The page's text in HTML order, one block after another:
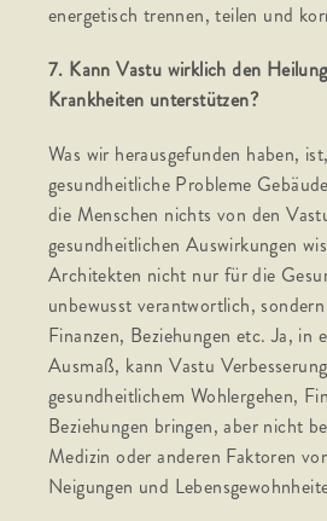
energetisch trennen, teilen und
7. Kann Vastu wirklich den
Krankheiten unterstützen?
Was wir herausgefunden haben,
gesundheitliche Probleme
die Menschen nichts von den
gesundheitlichen Auswirkungen
Architekten nicht nur für die
unbewusst verantwortlich,
Finanzen, Beziehungen etc. Ja, in
Ausmaß, kann Vastu
gesundheitlichem Wohlergehen,
Beziehungen bringen, aber nicht
Medizin oder anderen Faktoren
Neigungen und